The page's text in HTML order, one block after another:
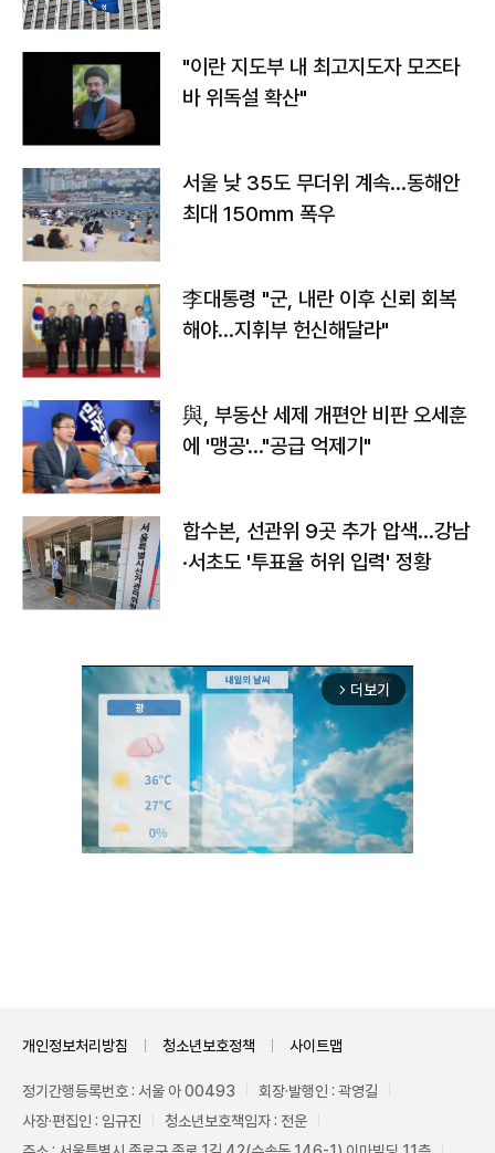
"이란 지도부 내 최고지도자 모즈타
바 위독설 확산"
서울 낮 35도 무더위 계속…동해안
최대 150㎜ 폭우
李대통령 "군, 내란 이후 신뢰 회복
해야…지휘부 헌신해달라"
與, 부동산 세제 개편안 비판 오세훈
에 '맹공'…"공급 억제기"
합수본, 선관위 9곳 추가 압색…강남
·서초도 '투표율 허위 입력' 정황
arrow_forward_ios 더보기
개인정보처리방침 청소년보호정책 사이트맵
정기간행등록번호 : 서울 아 00493
회장·발행인 : 곽영길
사장·편집인 : 임규진
청소년보호책임자 : 전운